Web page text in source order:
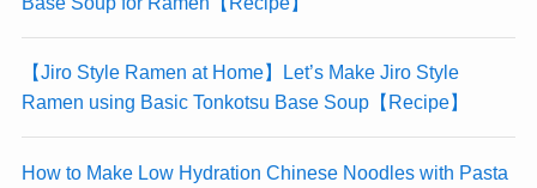
【Jiro Style Ramen at Home】Let’s Make Jiro Style
Ramen using Basic Tonkotsu Base Soup【Recipe】
How to Make Low Hydration Chinese Noodles with Pasta